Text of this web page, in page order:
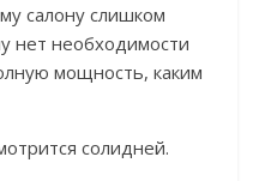
салону слишком
нет необходимости
мощность, каким
солидней.